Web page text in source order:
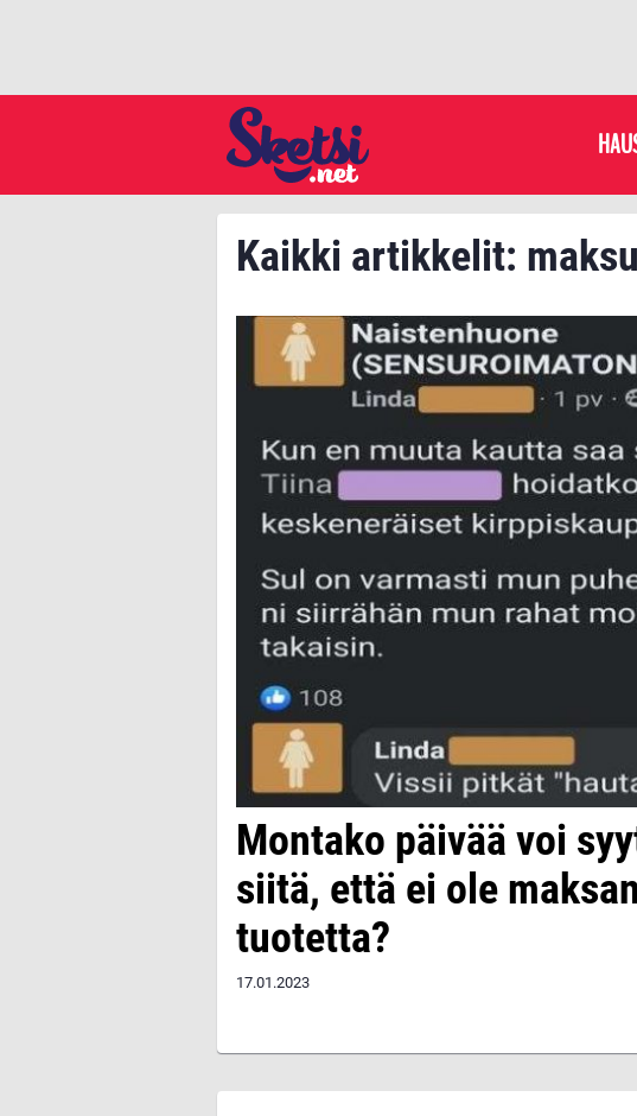
Kaikki artikkelit: maksu
Montako päivää voi
siitä, että ei ole
tuotetta?
17.01.2023